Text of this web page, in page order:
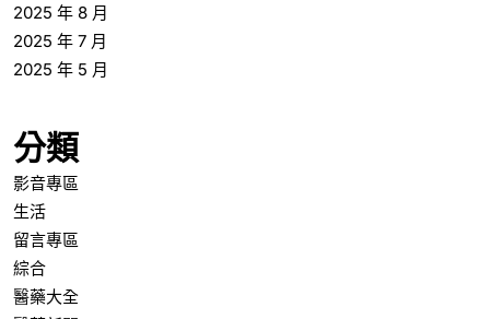
2025 年 8 月
2025 年 7 月
2025 年 5 月
分類
影音專區
生活
留言專區
綜合
醫藥大全